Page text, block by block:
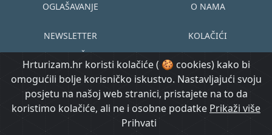
Hrturizam.hr koristi kolačiće ( 🍪 cookies) kako bi
omogućili bolje korisničko iskustvo. Nastavljajući svoju
posjetu na našoj web stranici, pristajete na to da
koristimo kolačiće, ali ne i osobne podatke Prikaži više
Prihvati
OGLAŠAVANJE
O NAMA
NEWSLETTER
UVJETI KORIŠTENJA
KOLAČIĆI
EN HR
© Copyright
2015.-2026.
@ Created by
Morgan Code
Prijavi se